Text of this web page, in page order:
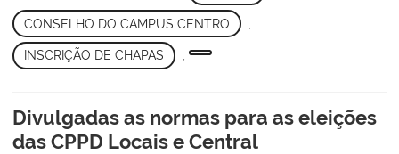
CONSELHO DO CAMPUS CENTRO
INSCRIÇÃO DE CHAPAS ,
Divulgadas as normas para as eleições
das CPPD Locais e Central